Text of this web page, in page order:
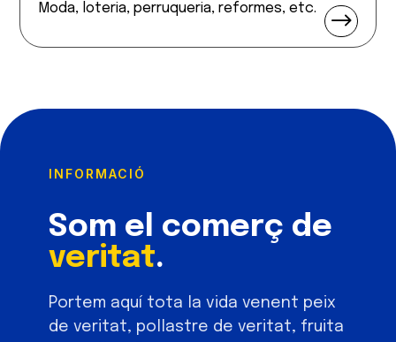
Moda, loteria, perruqueria, reformes, etc. $
INFORMACIÓ
Som el comerç de
veritat.
Portem aquí tota la vida venent peix
de veritat, pollastre de veritat, fruita